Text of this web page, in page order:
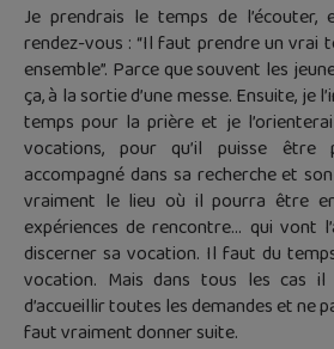
Je prendrais le temps de l’écouter,
rendez-vous : “Il faut prendre un vrai
ensemble”. Parce que souvent les
ça, à la sortie d’une messe. Ensuite, je
temps pour la prière et je
vocations, pour qu’il puisse
accompagné dans sa recherche et
vraiment le lieu où il pourra être
expériences de rencontre… qui vont
discerner sa vocation. Il faut du
vocation. Mais dans tous les cas
d’accueillir toutes les demandes et ne
faut vraiment donner suite.